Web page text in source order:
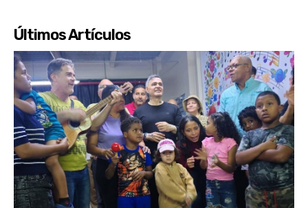
Últimos Artículos